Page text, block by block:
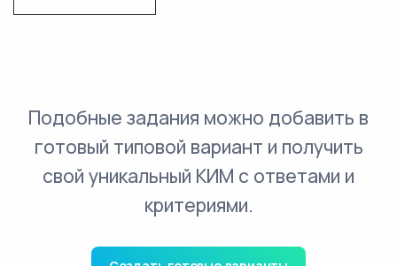
Подобные задания можно добавить в
готовый типовой вариант и получить
свой уникальный КИМ с ответами и
критериями.